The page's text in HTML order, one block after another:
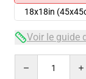
18x18in
Voir le guide